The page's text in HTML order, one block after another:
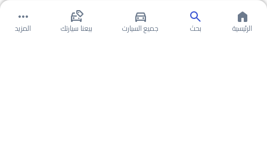
الرئيسية بحث جميع السيارت بيعنا سيارتك المزيد